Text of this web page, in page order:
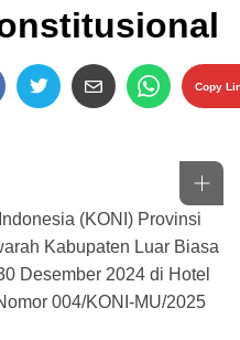
Copy
(KONI) Provinsi
Kabupaten Luar Biasa
Desember 2024 di Hotel
004/KONI-MU/2025